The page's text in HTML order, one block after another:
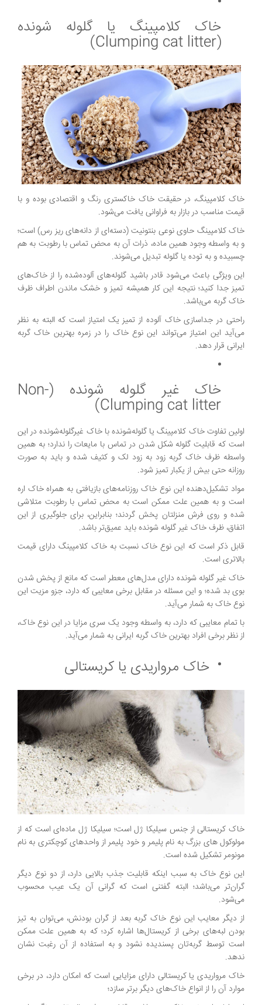
خاک کلامپینگ یا گلوله شونده
(Clumping cat litter)
خاک کلامپینگ، در حقیقت خاک خاکستری رنگ و اقتصادی بوده و با
قیمت مناسب در بازار به فراوانی یافت می‌شود.
خاک کلامپینگ حاوی نوعی بنتونیت (دسته‌ای از دانه‌های ریز رس) است؛
و به واسطه وجود همین ماده، ذرات آن به محض تماس با رطوبت به هم
چسبیده و به توده یا گلوله تبدیل می‌شوند.
این ویژگی باعث می‌شود قادر باشید گلوله‌های آلوده‌شده را از خاک‌های
تمیز جدا کنید؛ نتیجه این کار همیشه تمیز و خشک ماندن اطراف ظرف
خاک گربه می‌باشد.
راحتی در جداسازی خاک آلوده از تمیز یک امتیاز است که البته به نظر
می‌آید این امتیاز می‌تواند این نوع خاک را در زمره بهترین خاک گربه
ایرانی قرار دهد.
خاک غیر گلوله شونده (Non-
Clumping cat litter)
اولین تفاوت خاک کلامپینگ یا گلوله‌شونده با خاک غیرگلوله‌شونده در این
است که قابلیت گلوله شکل شدن در تماس با مایعات را ندارد؛ به همین
واسطه ظرف خاک گربه زود به زود لک و کثیف شده و باید به صورت
روزانه حتی بیش از یکبار تمیز شود.
مواد تشکیل‌دهنده این نوع خاک روزنامه‌های بازیافتی به همراه خاک اره
است و به همین علت ممکن است به محض تماس با رطوبت متلاشی
شده و روی فرش منزلتان پخش گردند؛ بنابراین، برای جلوگیری از این
اتفاق، ظرف خاک غیر گلوله شونده باید عمیق‌تر باشد.
قابل ذکر است که این نوع خاک نسبت به خاک کلامپینگ دارای قیمت
بالاتری است.
خاک غیر گلوله شونده دارای مدل‌های معطر است که مانع از پخش شدن
بوی بد شده؛ و این مسئله در مقابل برخی معایبی که دارد، جزو مزیت این
نوع خاک به شمار می‌آید.
با تمام معایبی که دارد، به واسطه وجود یک سری مزایا در این نوع خاک،
از نظر برخی افراد بهترین خاک گربه ایرانی به شمار می‌آید.
خاک مرواریدی یا کریستالی
خاک کریستالی از جنس سیلیکا ژل است؛ سیلیکا ژل ماده‌ای است که از
مولوکول های بزرگ به نام پلیمر و خود پلیمر از واحدهای کوچکتری به نام
مونومر تشکیل شده است.
این نوع خاک به سبب اینکه قابلیت جذب بالایی دارد، از دو نوع دیگر
گران‌تر می‌باشد؛ البته گفتنی است که گرانی آن یک عیب محسوب
می‌شود.
از دیگر معایب این نوع خاک گربه بعد از گران بودنش، می‌توان به تیز
بودن لبه‌های برخی از کریستال‌ها اشاره کرد؛ که به همین علت ممکن
است توسط گربه‌تان پسندیده نشود و به استفاده از آن رغبت نشان
ندهد.
خاک مرواریدی یا کریستالی دارای مزایایی است که امکان دارد، در برخی
موارد آن را از انواع خاک‌های دیگر برتر سازد؛